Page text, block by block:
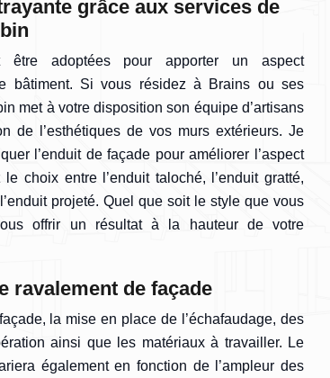
grâce aux services de
être adoptées pour apporter un aspect
bâtiment. Si vous résidez à Brains ou ses
met à votre disposition son équipe d’artisans
de l’esthétiques de vos murs extérieurs. Je
l’enduit de façade pour améliorer l’aspect
choix entre l’enduit taloché, l’enduit gratté,
projeté. Quel que soit le style que vous
offrir un résultat à la hauteur de votre
ravalement de façade
la mise en place de l’échafaudage, des
ainsi que les matériaux à travailler. Le
également en fonction de l’ampleur des